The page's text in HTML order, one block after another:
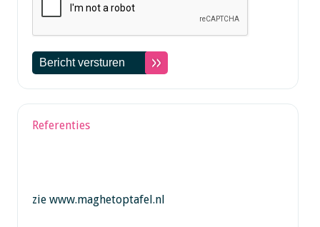
Referenties
zie www.maghetoptafel.nl